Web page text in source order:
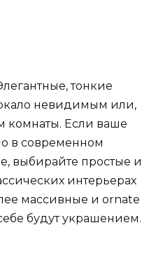
тонкие
невидимым или,
комнаты. Если ваше
в современном
выбирайте простые и
интерьерах
массивные и ornate
будут украшением.